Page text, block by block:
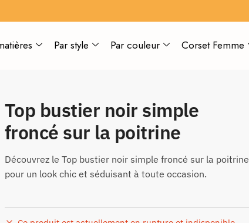
Par style Par couleur Corset Femme
Top bustier noir simple
froncé sur la poitrine
Découvrez le Top bustier noir simple froncé sur la poitrine
pour un look chic et séduisant à toute occasion.